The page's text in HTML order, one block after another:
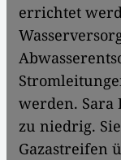
errichtet
werden. Sara
zu niedrig.
Gazastreifen